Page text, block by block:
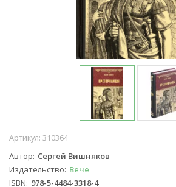
Артикул: 310364
Автор Сергей Вишняков
Издательство Вече
ISBN 978-5-4484-3318-4